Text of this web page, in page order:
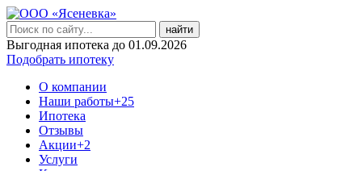
найти
Выгодная ипотека до 01.09.2026
Подобрать ипотеку
О компании
Наши работы+25
Ипотека
Отзывы
Акции+2
Услуги